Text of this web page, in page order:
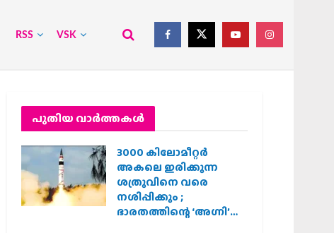
RSS VSK
പുതിയ വാര്‍ത്തകള്‍
3000 കിലോമീറ്റർ
അകലെ ഇരിക്കുന്ന
ശത്രുവിനെ വരെ
നശിപ്പിക്കും ;
ഭാരതത്തിന്റെ ‘അഗ്നി’